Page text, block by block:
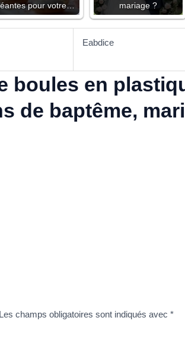
pour votre…
mariage ?
Eabdice
boules en
de baptême,
Les champs obligatoires sont indiqués avec*